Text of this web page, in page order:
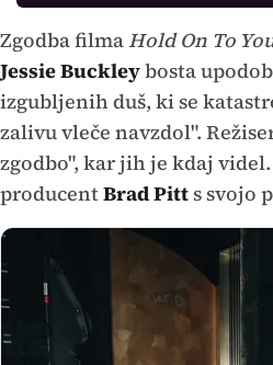
Zgodba filmaHold On To
Jessie Buckleybosta
izgubljenih duš, ki se
zalivu vleče navzdol".
zgodbo", kar jih je kdaj
producentBrad Pitts svojo